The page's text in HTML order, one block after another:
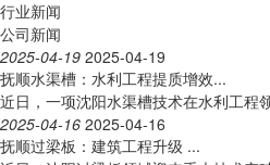
行业新闻
公司新闻
2025-04-19 2025-04-19
抚顺水渠槽：水利工程提质增效​...
近日，一项沈阳水渠槽技术在水利工程
2025-04-16 2025-04-16
抚顺过梁板：建筑工程升级​ ​...